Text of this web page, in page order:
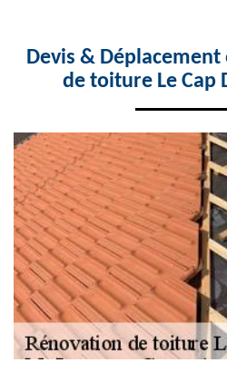
Devis &
de toiture Le Cap